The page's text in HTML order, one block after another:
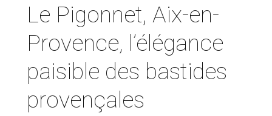
Le Pigonnet, Aix-en-
Provence, l’élégance
paisible des bastides
provençales